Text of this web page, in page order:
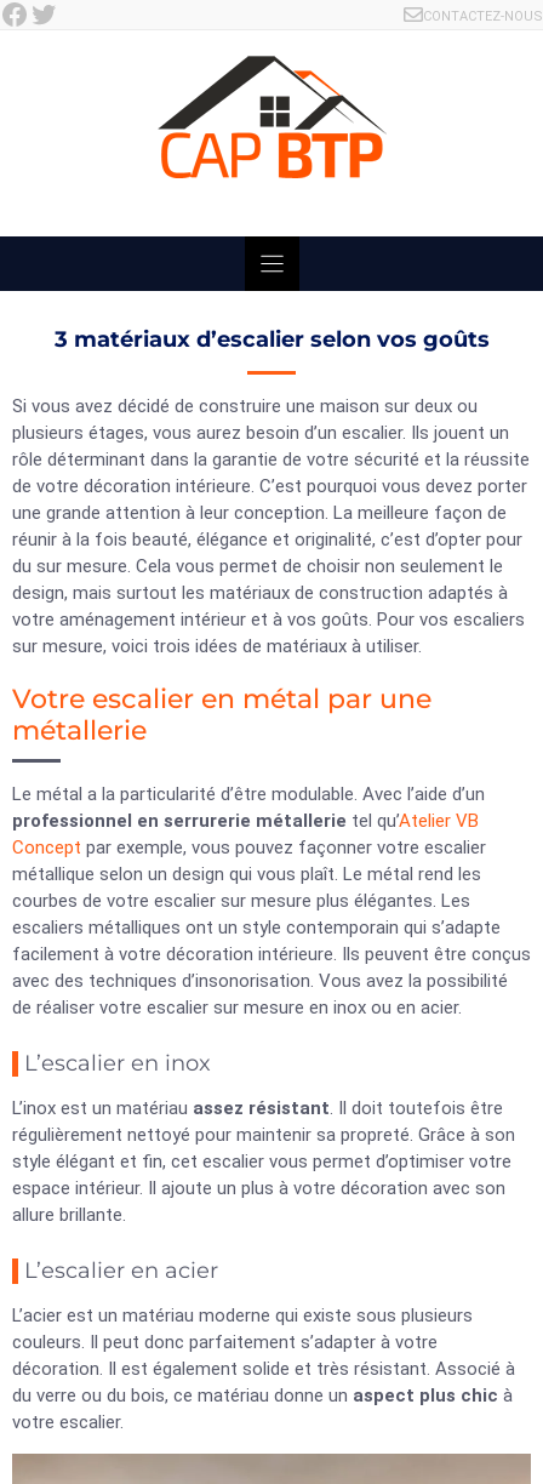
Skip
Facebook Twitter CONTACTEZ-NOUS
3 matériaux d’escalier selon vos goûts
Si vous avez décidé de construire une maison sur deux ou
plusieurs étages, vous aurez besoin d’un escalier. Ils jouent un
rôle déterminant dans la garantie de votre sécurité et la réussite
de votre décoration intérieure. C’est pourquoi vous devez porter
une grande attention à leur conception. La meilleure façon de
réunir à la fois beauté, élégance et originalité, c’est d’opter pour
du sur mesure. Cela vous permet de choisir non seulement le
design, mais surtout les matériaux de construction adaptés à
votre aménagement intérieur et à vos goûts. Pour vos escaliers
sur mesure, voici trois idées de matériaux à utiliser.
Votre escalier en métal par une
métallerie
Le métal a la particularité d’être modulable. Avec l’aide d’un
professionnel en serrurerie métallerie tel qu’Atelier VB
Concept par exemple, vous pouvez façonner votre escalier
métallique selon un design qui vous plaît. Le métal rend les
courbes de votre escalier sur mesure plus élégantes. Les
escaliers métalliques ont un style contemporain qui s’adapte
facilement à votre décoration intérieure. Ils peuvent être conçus
avec des techniques d’insonorisation. Vous avez la possibilité
de réaliser votre escalier sur mesure en inox ou en acier.
L’escalier en inox
L’inox est un matériau assez résistant. Il doit toutefois être
régulièrement nettoyé pour maintenir sa propreté. Grâce à son
style élégant et fin, cet escalier vous permet d’optimiser votre
espace intérieur. Il ajoute un plus à votre décoration avec son
allure brillante.
L’escalier en acier
L’acier est un matériau moderne qui existe sous plusieurs
couleurs. Il peut donc parfaitement s’adapter à votre
décoration. Il est également solide et très résistant. Associé à
du verre ou du bois, ce matériau donne un aspect plus chic à
votre escalier.